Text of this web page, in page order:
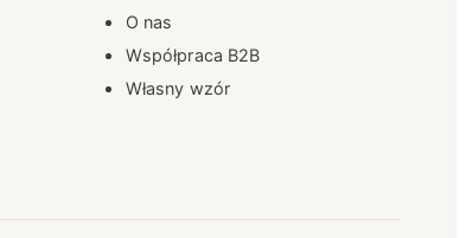
O nas
Współpraca B2B
Własny wzór